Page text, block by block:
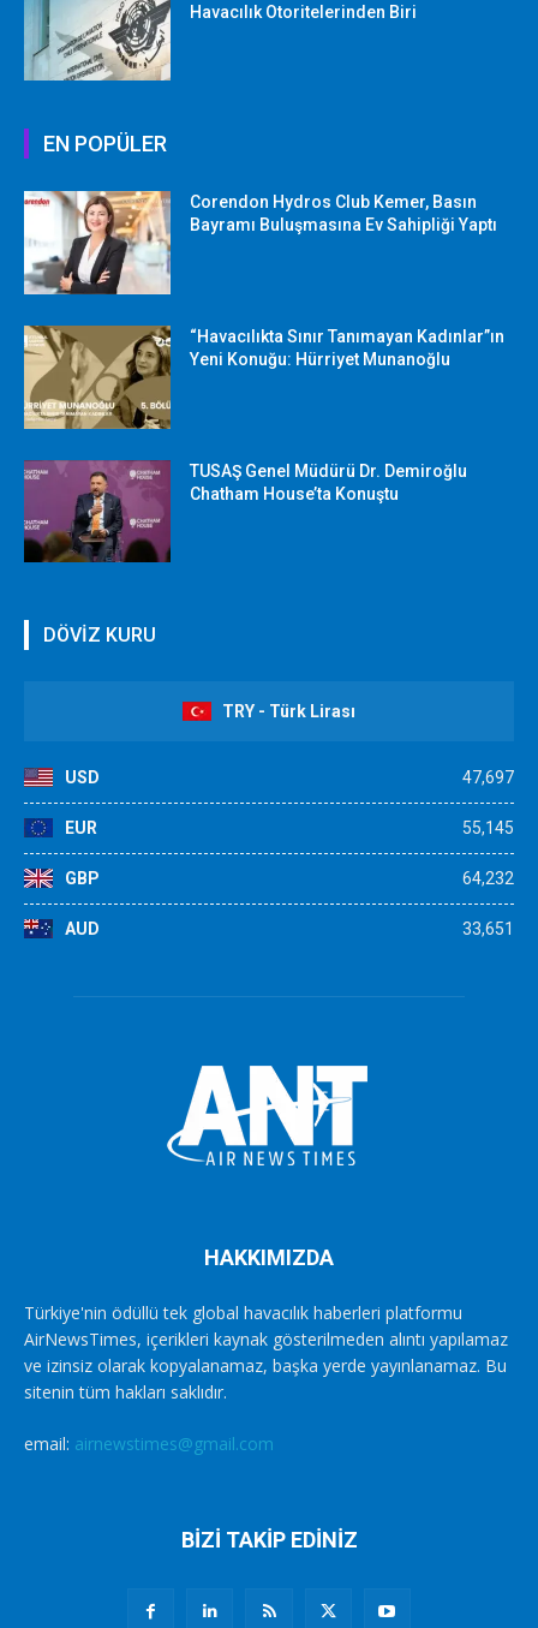
Havacılık Otoritelerinden Biri
EN POPÜLER
Corendon Hydros Club Kemer, Basın
Bayramı Buluşmasına Ev Sahipliği Yaptı
“Havacılıkta Sınır Tanımayan Kadınlar”ın
Yeni Konuğu: Hürriyet Munanoğlu
TUSAŞ Genel Müdürü Dr. Demiroğlu
Chatham House’ta Konuştu
DÖVİZ KURU
TRY - Türk Lirası
USD 47,697
EUR 55,145
GBP 64,232
AUD 33,651
HAKKIMIZDA
Türkiye'nin ödüllü tek global havacılık haberleri platformu
AirNewsTimes, içerikleri kaynak gösterilmeden alıntı yapılamaz
ve izinsiz olarak kopyalanamaz, başka yerde yayınlanamaz. Bu
sitenin tüm hakları saklıdır.
email: airnewstimes@gmail.com
BİZİ TAKİP EDİNİZ